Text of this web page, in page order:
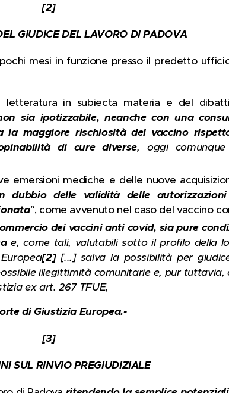
[2]
GIUDICE DEL LAVORO DI PADOVA
mesi in funzione presso il predetto
letteratura in subiecta materia e del
sia ipotizzabile, neanche con una
maggiore rischiosità del vaccino
di cure diverse, oggi
emersioni mediche e delle nuove
dubbio delle validità delle
", come avvenuto nel caso del vaccino
dei vaccini anti covid, sia pure
e, come tali, valutabili sotto il profilo della
[2][...] salva la possibilità per
illegittimità comunitarie e, pur tuttavia,
ex art. 267 TFUE,
di Giustizia Europea.-
[3]
SUL RINVIO PREGIUDIZIALE